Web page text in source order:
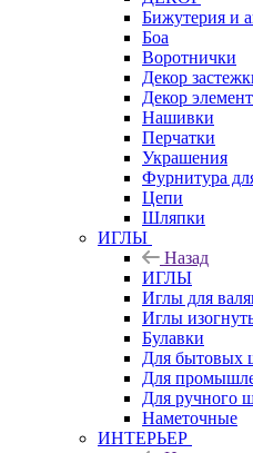
Бижутерия и
Боа
Воротнички
Декор
Декор
Нашивки
Перчатки
Украшения
Фурнитура
Цепи
Шляпки
ИГЛЫ
Назад
ИГЛЫ
Иглы для
Иглы
Булавки
Для бытовых
Для
Для ручного
Наметочные
ИНТЕРЬЕР